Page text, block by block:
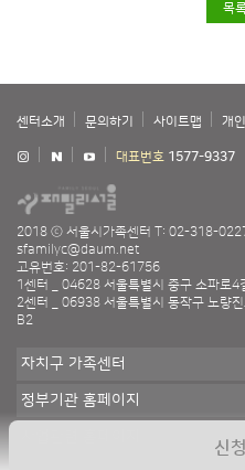
신
목
센터소개 문의하기 사이트맵 개
대표번호 1577-9337
2018 ⓒ 서울시가족센터 T: 02-318-
sfamilyc@daum.net
고유번호: 201-82-61756
1센터 _ 04628 서울특별시 중구 소파로4
2센터 _ 06938 서울특별시 동작구 노량
B2